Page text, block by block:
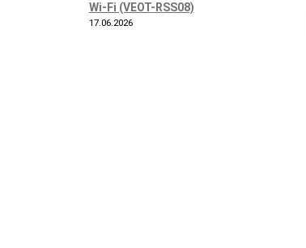
Wi-Fi (VEOT-RSS08)
17.06.2026